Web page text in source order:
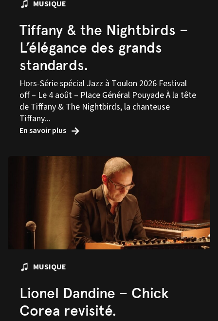
MUSIQUE
Tiffany & the Nightbirds –
L’élégance des grands
standards.
Hors-Série spécial Jazz à Toulon 2026 Festival
off – Le 4 août – Place Général Pouyade À la tête
de Tiffany & The Nightbirds, la chanteuse
Tiffany...
En savoir plus
MUSIQUE
Lionel Dandine – Chick
Corea revisité.